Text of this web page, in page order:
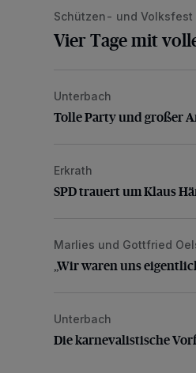
Schützen- und Volksfest
Vier Tage mit
Tolle Party und großer
Unterbach
Tolle Party und großer
SPD trauert um Klaus
Erkrath
SPD trauert um Klaus
„Wir waren uns eigentlich
Marlies und Gottfried
„Wir waren uns
Die karnevalistische
Unterbach
Die karnevalistische